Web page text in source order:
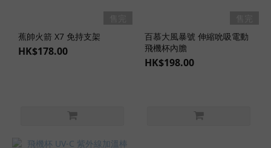
蕉帥火箭 X7 免持支架
HK$178.00
百慕大風暴號 伸縮吮吸電動
飛機杯內膽
HK$198.00